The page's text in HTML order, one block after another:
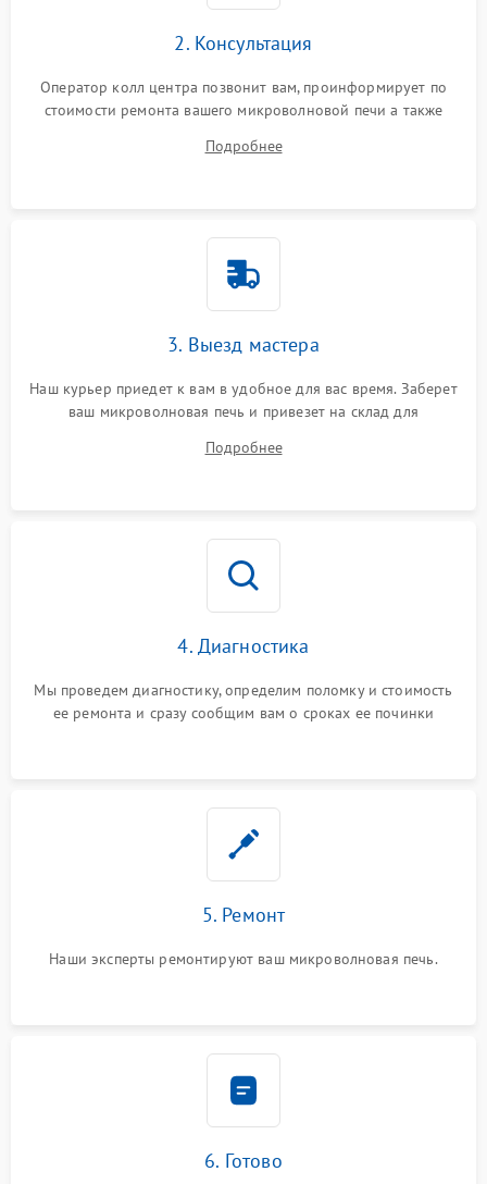
2. Консультация
Оператор колл центра позвонит вам, проинформирует по
стоимости ремонта вашего микроволновой печи а также
Подробнее
3. Выезд мастера
Наш курьер приедет к вам в удобное для вас время. Заберет
ваш микроволновая печь и привезет на склад для
Подробнее
4. Диагностика
Мы проведем диагностику, определим поломку и стоимость
ее ремонта и сразу сообщим вам о сроках ее починки
5. Ремонт
Наши эксперты ремонтируют ваш микроволновая печь.
6. Готово